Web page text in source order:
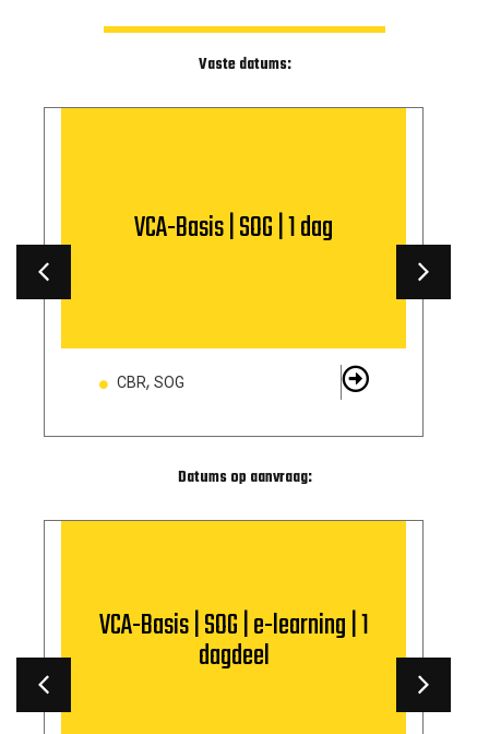
Vaste datums:
VCA-Basis | SOG | 1 dag
CBR, SOG
Datums op aanvraag:
VCA-Basis | SOG | e-learning | 1
dagdeel